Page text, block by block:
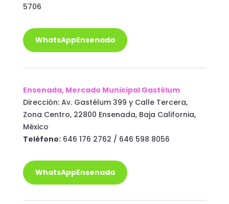
5706
WhatsAppEnsenada
Ensenada, Mercado Municipal Gastélum
Dirección: Av. Gastélum 399 y Calle Tercera,
Zona Centro, 22800 Ensenada, Baja California,
México
Teléfono:646 176 2762 / 646 598 8056
WhatsAppEnsenada